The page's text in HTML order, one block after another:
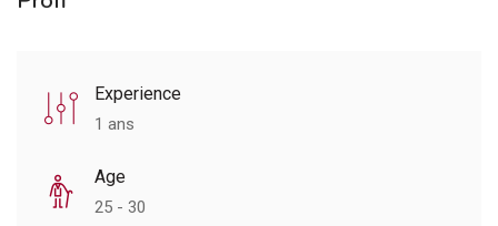
Experience
1 ans
Age
25 - 30